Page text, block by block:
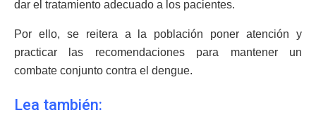
dar el tratamiento adecuado a los pacientes.
Por ello, se reitera a la población poner atención y
practicar las recomendaciones para mantener un
combate conjunto contra el dengue.
Lea también: